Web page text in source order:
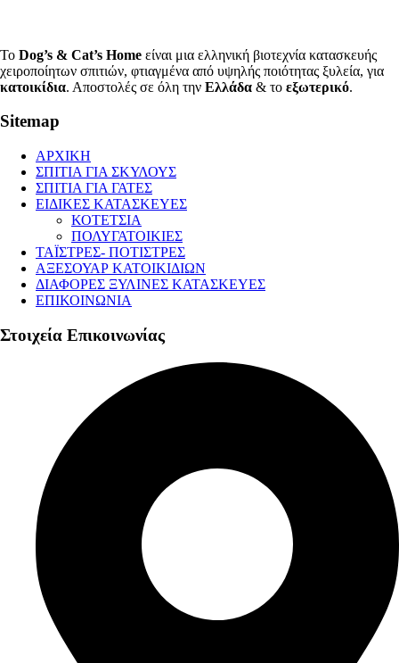
Το Dog’s & Cat’s Home είναι μια ελληνική βιοτεχνία κατασκευής
χειροποίητων σπιτιών, φτιαγμένα από υψηλής ποιότητας ξυλεία, για
κατοικίδια. Αποστολές σε όλη την Ελλάδα & το εξωτερικό.
Sitemap
ΑΡΧΙΚΗ
ΣΠΙΤΙΑ ΓΙΑ ΣΚΥΛΟΥΣ
ΣΠΙΤΙΑ ΓΙΑ ΓΑΤΕΣ
ΕΙΔΙΚΕΣ ΚΑΤΑΣΚΕΥΕΣ
ΚΟΤΕΤΣΙΑ
ΠΟΛΥΓΑΤΟΙΚΙΕΣ
ΤΑΪΣΤΡΕΣ- ΠΟΤΙΣΤΡΕΣ
ΑΞΕΣΟΥΑΡ ΚΑΤΟΙΚΙΔΙΩΝ
ΔΙΑΦΟΡΕΣ ΞΥΛΙΝΕΣ ΚΑΤΑΣΚΕΥΕΣ
ΕΠΙΚΟΙΝΩΝΙΑ
Στοιχεία Επικοινωνίας